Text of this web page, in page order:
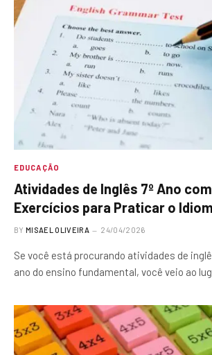
EDUCAÇÃO
Atividades de Inglês 7º Ano
Exercícios para Praticar o
BY MISAEL OLIVEIRA 24/04/2026
Se você está procurando atividades de
ano do ensino fundamental, você veio ao